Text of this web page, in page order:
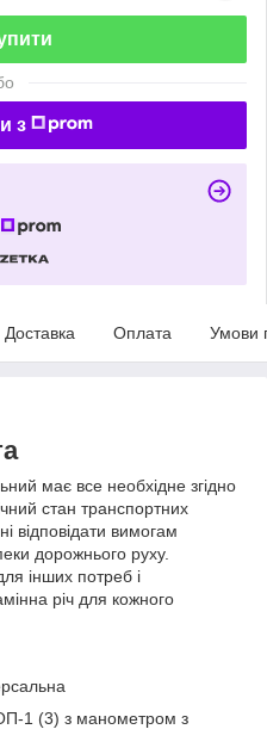
з
Доставка Оплата Умови
має все необхідне згідно
стан транспортних
відповідати вимогам
дорожнього руху.
інших потреб і
річ для кожного
1 (3) з манометром з